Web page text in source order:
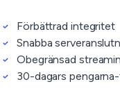
Förbättrad integritet
Snabba
Obegränsad
30-dagars